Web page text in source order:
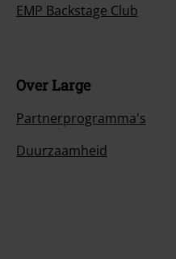
EMP Backstage Club
Over Large
Partnerprogramma's
Duurzaamheid